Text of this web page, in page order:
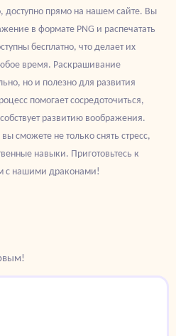
доступно прямо на нашем сайте. Вы
в формате PNG и распечатать
бесплатно, что делает их
время. Раскрашивание
но и полезно для развития
помогает сосредоточиться,
развитию воображения.
сможете не только снять стресс,
навыки. Приготовьтесь к
с нашими драконами!